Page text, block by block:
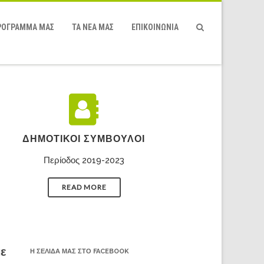
ΜΑΣ ΤΑ ΝΕΑ ΜΑΣ ΕΠΙΚΟΙΝΩΝΙΑ
ΔΗΜΟΤΙΚΟΊ ΣΎΜΒΟΥΛΟΙ
Περίοδος 2019-2023
READ MORE
Η ΣΕΛΊΔΑ ΜΑΣ ΣΤΟ FACEBOOK